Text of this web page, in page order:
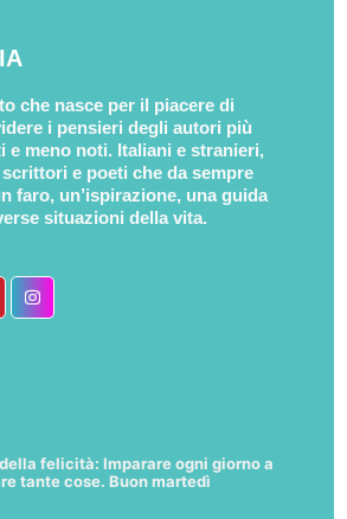
che nasce per il piacere di
i pensieri degli autori più
e meno noti. Italiani e stranieri,
e poeti che da sempre
faro, un’ispirazione, una guida
situazioni della vita.
felicità: Imparare ogni giorno a
tante cose. Buon martedì